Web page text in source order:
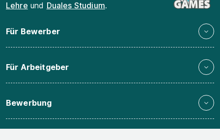
Lehre und Duales Studium.
Für Bewerber
Für Arbeitgeber
Bewerbung